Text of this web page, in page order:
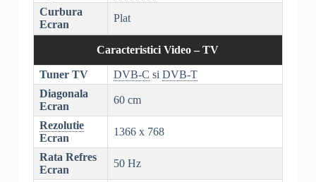
Curbura
Ecran
Plat
Caracteristici Video – TV
Tuner TV DVB-C si DVB-T
Diagonala
Ecran
60 cm
Rezolutie
Ecran
1366 x 768
Rata Refres
Ecran
50 Hz